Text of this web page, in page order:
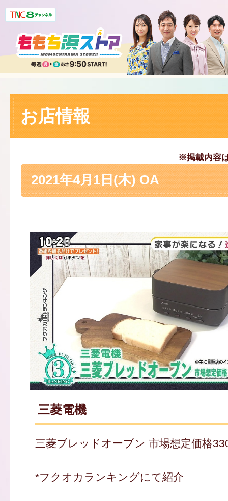
お店情報
※掲載内容
2021年4月1日(木) OA
三菱電機
三菱ブレッドオーブン 市場想定価格
*フクオカランキングにて紹介